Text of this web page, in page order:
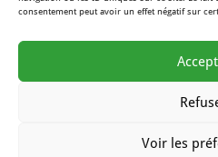
consentement peut avoir un effet négatif sur
Voir les